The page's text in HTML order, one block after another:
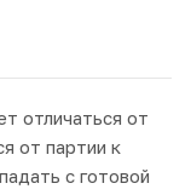
отличаться от
от партии к
с готовой